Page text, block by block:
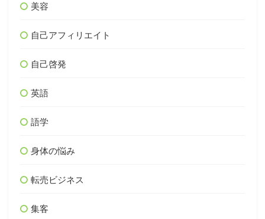
美容
自己アフィリエイト
自己啓発
英語
語学
身体の悩み
転売ビジネス
集客